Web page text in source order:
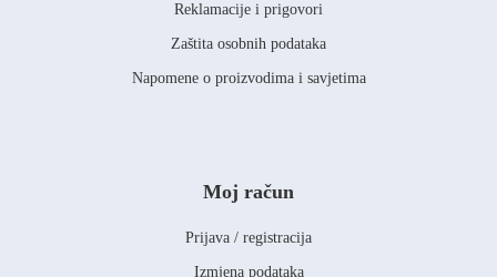
Reklamacije i prigovori
Zaštita osobnih podataka
Napomene o proizvodima i savjetima
Moj račun
Prijava / registracija
Izmjena podataka